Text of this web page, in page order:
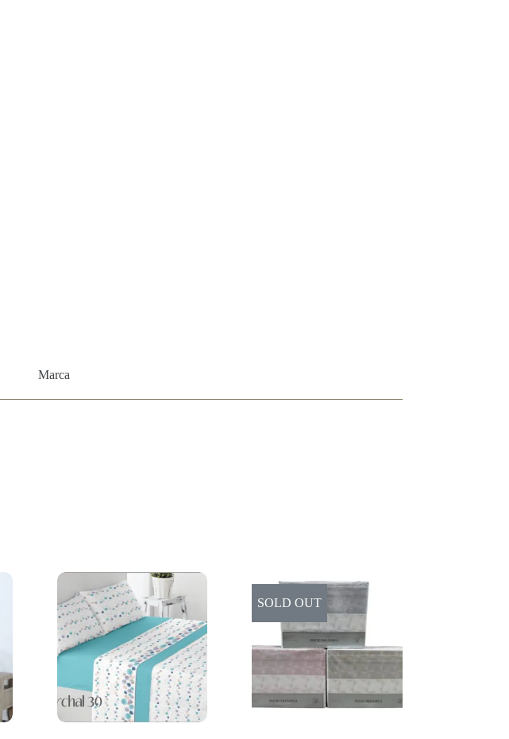
Marca
SOLD OUT